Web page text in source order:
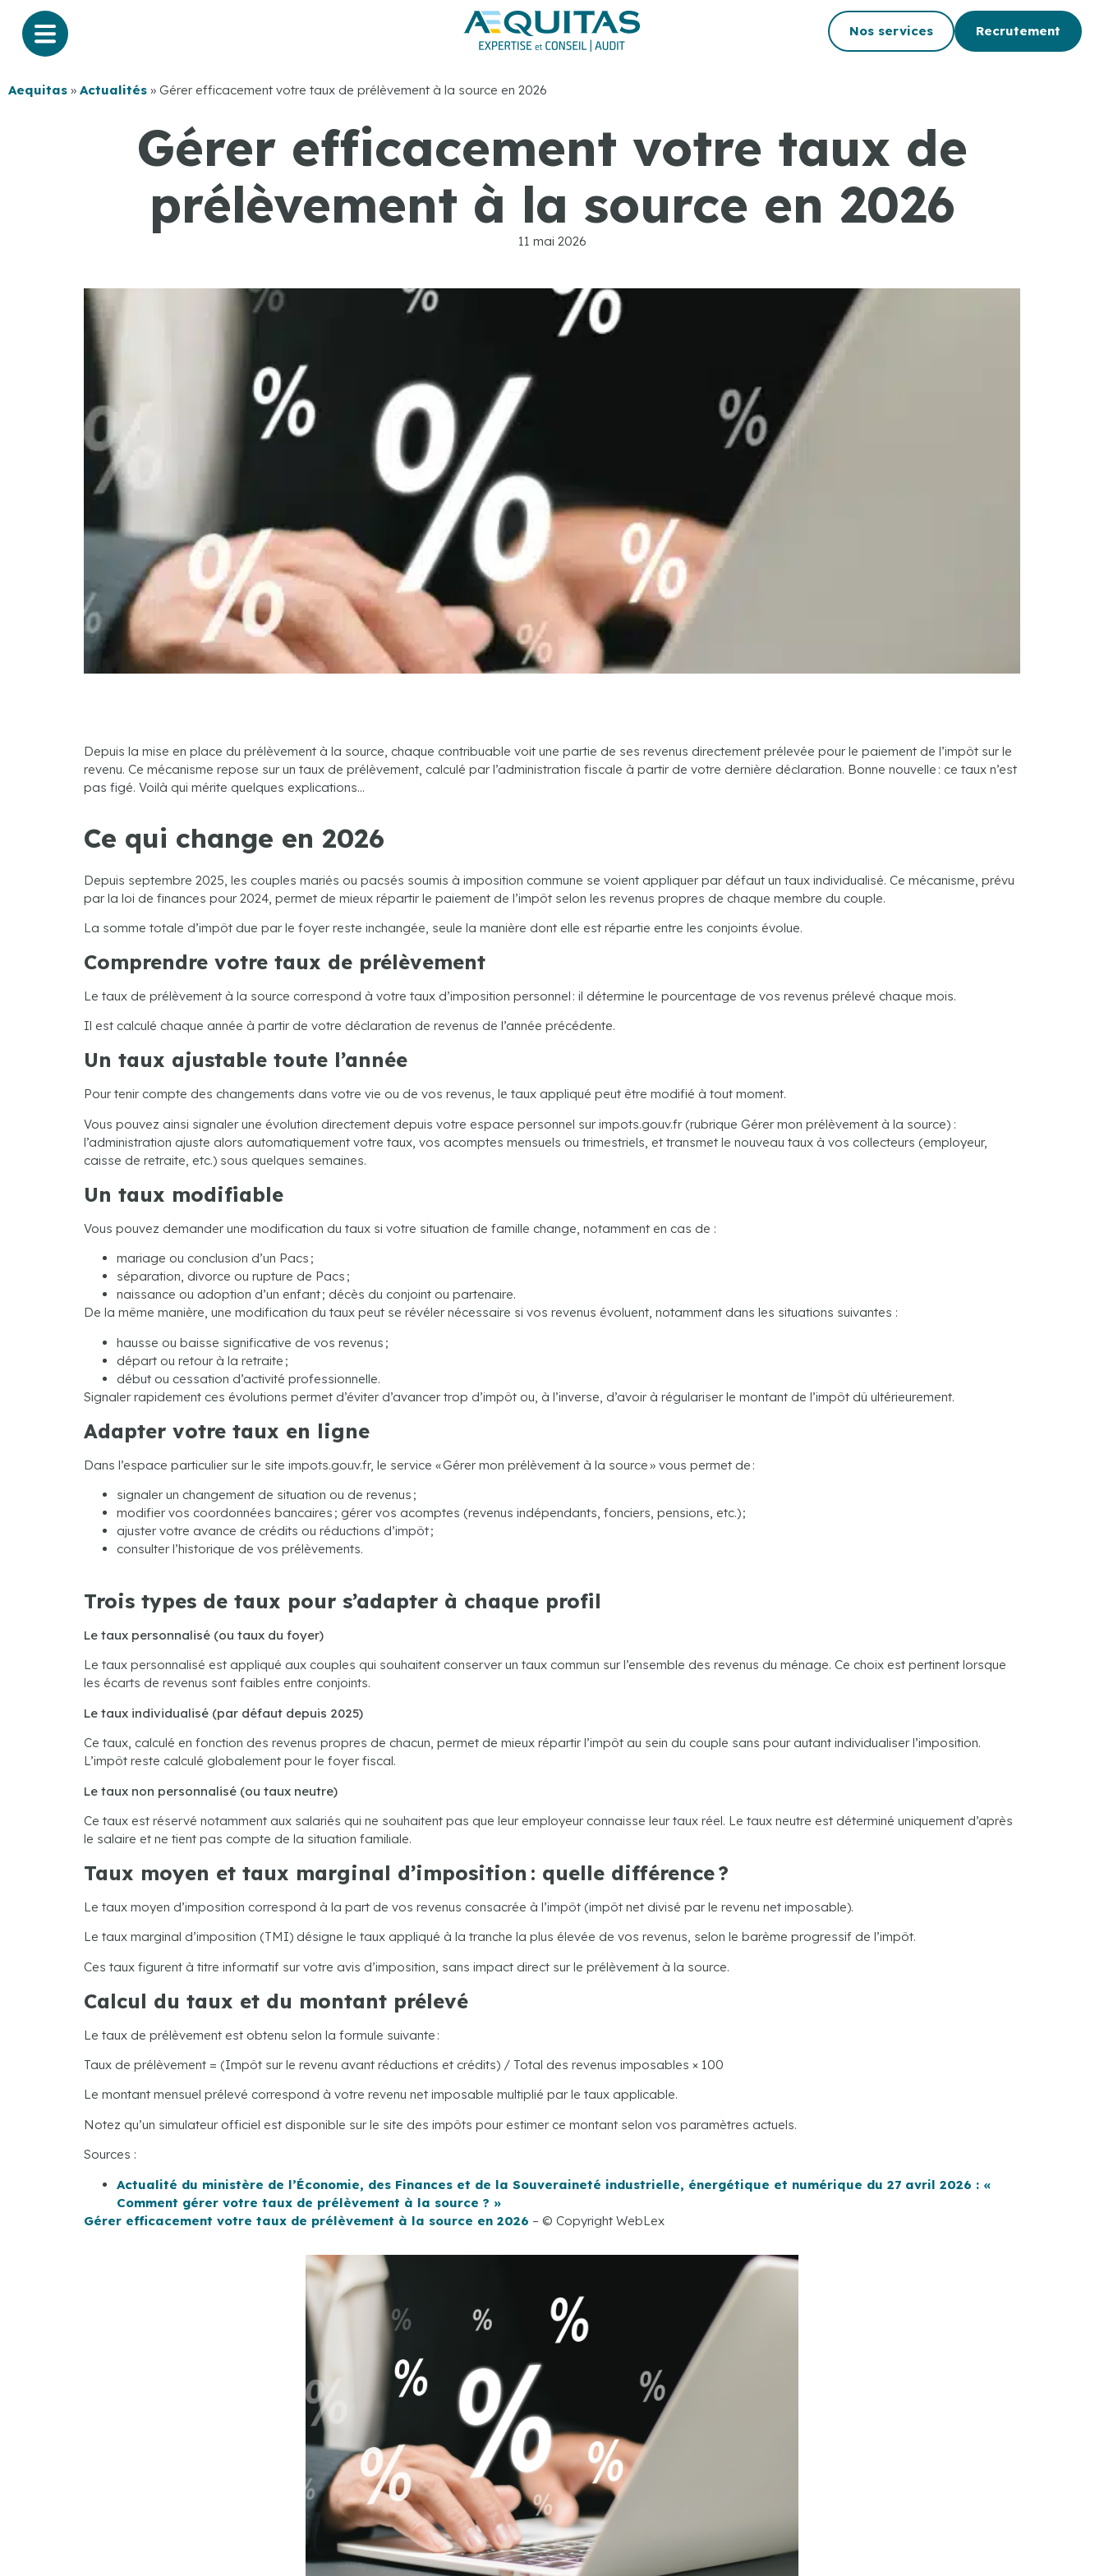
Nos services Recrutement
Aequitas » Actualités » Gérer efficacement votre taux de prélèvement à la source en 2026
Gérer efficacement votre taux de
prélèvement à la source en 2026
11 mai 2026
Depuis la mise en place du prélèvement à la source, chaque contribuable voit une partie de ses revenus directement prélevée pour le paiement de l’impôt sur le
revenu. Ce mécanisme repose sur un taux de prélèvement, calculé par l’administration fiscale à partir de votre dernière déclaration. Bonne nouvelle : ce taux n’est
pas figé. Voilà qui mérite quelques explications…
Ce qui change en 2026
Depuis septembre 2025, les couples mariés ou pacsés soumis à imposition commune se voient appliquer par défaut un taux individualisé. Ce mécanisme, prévu
par la loi de finances pour 2024, permet de mieux répartir le paiement de l’impôt selon les revenus propres de chaque membre du couple.
La somme totale d’impôt due par le foyer reste inchangée, seule la manière dont elle est répartie entre les conjoints évolue.
Comprendre votre taux de prélèvement
Le taux de prélèvement à la source correspond à votre taux d’imposition personnel : il détermine le pourcentage de vos revenus prélevé chaque mois.
Il est calculé chaque année à partir de votre déclaration de revenus de l’année précédente.
Un taux ajustable toute l’année
Pour tenir compte des changements dans votre vie ou de vos revenus, le taux appliqué peut être modifié à tout moment.
Vous pouvez ainsi signaler une évolution directement depuis votre espace personnel sur impots.gouv.fr (rubrique Gérer mon prélèvement à la source) :
l’administration ajuste alors automatiquement votre taux, vos acomptes mensuels ou trimestriels, et transmet le nouveau taux à vos collecteurs (employeur,
caisse de retraite, etc.) sous quelques semaines.
Un taux modifiable
Vous pouvez demander une modification du taux si votre situation de famille change, notamment en cas de :
mariage ou conclusion d’un Pacs ;
séparation, divorce ou rupture de Pacs ;
naissance ou adoption d’un enfant ; décès du conjoint ou partenaire.
De la même manière, une modification du taux peut se révéler nécessaire si vos revenus évoluent, notamment dans les situations suivantes :
hausse ou baisse significative de vos revenus ;
départ ou retour à la retraite ;
début ou cessation d’activité professionnelle.
Signaler rapidement ces évolutions permet d’éviter d’avancer trop d’impôt ou, à l’inverse, d’avoir à régulariser le montant de l’impôt dû ultérieurement.
Adapter votre taux en ligne
Dans l’espace particulier sur le site impots.gouv.fr, le service « Gérer mon prélèvement à la source » vous permet de :
signaler un changement de situation ou de revenus ;
modifier vos coordonnées bancaires ; gérer vos acomptes (revenus indépendants, fonciers, pensions, etc.) ;
ajuster votre avance de crédits ou réductions d’impôt ;
consulter l’historique de vos prélèvements.
Trois types de taux pour s’adapter à chaque profil
Le taux personnalisé (ou taux du foyer)
Le taux personnalisé est appliqué aux couples qui souhaitent conserver un taux commun sur l’ensemble des revenus du ménage. Ce choix est pertinent lorsque
les écarts de revenus sont faibles entre conjoints.
Le taux individualisé (par défaut depuis 2025)
Ce taux, calculé en fonction des revenus propres de chacun, permet de mieux répartir l’impôt au sein du couple sans pour autant individualiser l’imposition.
L’impôt reste calculé globalement pour le foyer fiscal.
Le taux non personnalisé (ou taux neutre)
Ce taux est réservé notamment aux salariés qui ne souhaitent pas que leur employeur connaisse leur taux réel. Le taux neutre est déterminé uniquement d’après
le salaire et ne tient pas compte de la situation familiale.
Taux moyen et taux marginal d’imposition : quelle différence ?
Le taux moyen d’imposition correspond à la part de vos revenus consacrée à l’impôt (impôt net divisé par le revenu net imposable).
Le taux marginal d’imposition (TMI) désigne le taux appliqué à la tranche la plus élevée de vos revenus, selon le barème progressif de l’impôt.
Ces taux figurent à titre informatif sur votre avis d’imposition, sans impact direct sur le prélèvement à la source.
Calcul du taux et du montant prélevé
Le taux de prélèvement est obtenu selon la formule suivante :
Taux de prélèvement = (Impôt sur le revenu avant réductions et crédits) / Total des revenus imposables × 100
Le montant mensuel prélevé correspond à votre revenu net imposable multiplié par le taux applicable.
Notez qu’un simulateur officiel est disponible sur le site des impôts pour estimer ce montant selon vos paramètres actuels.
Sources :
Actualité du ministère de l’Économie, des Finances et de la Souveraineté industrielle, énergétique et numérique du 27 avril 2026 : «
Comment gérer votre taux de prélèvement à la source ? »
Gérer efficacement votre taux de prélèvement à la source en 2026 – © Copyright WebLex